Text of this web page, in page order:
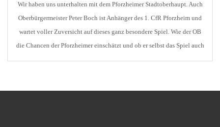
Wir haben uns unterhalten mit dem Pforzheimer Stadtoberhaupt. Auch
Oberbürgermeister Peter Boch ist Anhänger des 1. CfR Pforzheim und
wartet voller Zuversicht auf dieses ganz besondere Spiel. Wie der OB
die Chancen der Pforzheimer einschätzt und ob er selbst das Spiel auch
verfolgen wird, verrät er uns im Interview.